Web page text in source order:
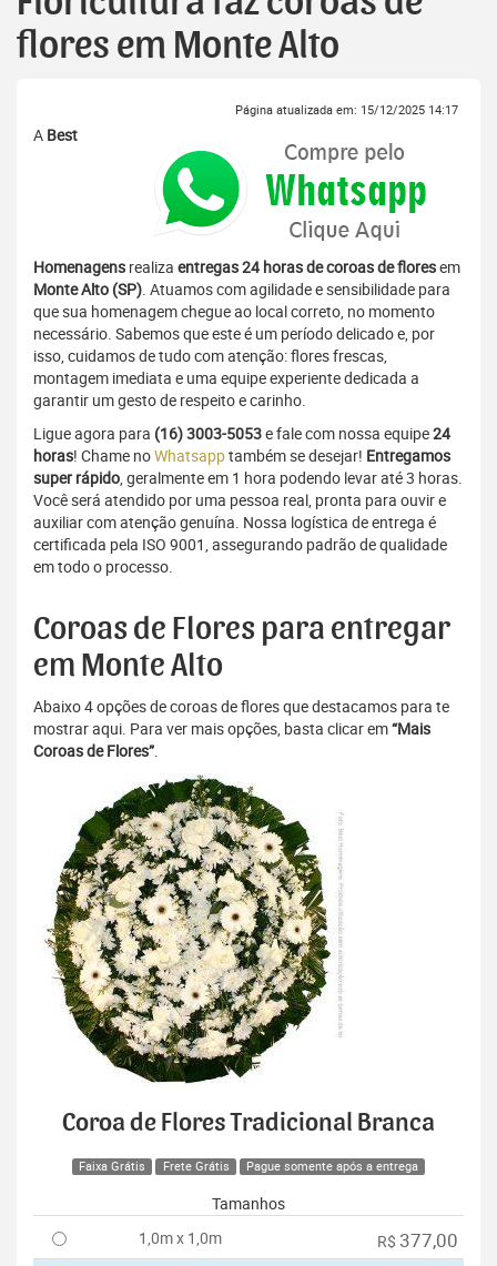
flores em Monte Alto
Página atualizada em: 15/12/2025 14:17
A Best
Homenagens realiza entregas 24 horas de coroas de floresem
Monte Alto (SP). Atuamos com agilidade e sensibilidade para
que sua homenagem chegue ao local correto, no momento
necessário. Sabemos que este é um período delicado e, por
isso, cuidamos de tudo com atenção: flores frescas,
montagem imediata e uma equipe experiente dedicada a
garantir um gesto de respeito e carinho.
Ligue agora para (16) 3003-5053e fale com nossa equipe24
horas! Chame noWhatsapptambém se desejar! Entregamos
super rápido, geralmente em 1 hora podendo levar até 3 horas.
Você será atendido por uma pessoa real, pronta para ouvir e
auxiliar com atenção genuína. Nossa logística de entrega é
certificada pela ISO 9001, assegurando padrão de qualidade
em todo o processo.
Coroas de Flores para entregar
em Monte Alto
Abaixo 4 opções de coroas de flores que destacamos para te
mostrar aqui. Para ver mais opções, basta clicar em“Mais
Coroas de Flores”.
Coroa de Flores Tradicional Branca
Faixa Grátis Frete Grátis Pague somente após a entrega
Tamanhos
1,0m x 1,0m
R$ 377,00